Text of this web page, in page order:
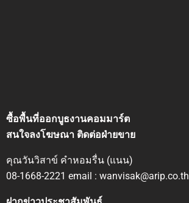
ซื้อพื้นที่ออกบูธงานคอมมาร์ต
สนใจลงโฆษณา ติดต่อฝ่ายขาย
คุณวันวิสาข์ คำหอมรื่น (แนน)
08-1668-2221 email : wanvisak@arip.co.th